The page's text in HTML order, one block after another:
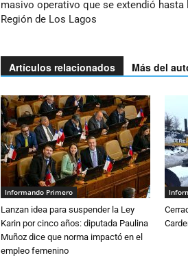
masivo operativo que se extendió hasta
Región de Los Lagos
Artículos relacionados Más del
Informando Primero
Lanzan idea para suspender la Ley
Karin por cinco años: diputada Paulina
Muñoz dice que norma impactó en el
empleo femenino